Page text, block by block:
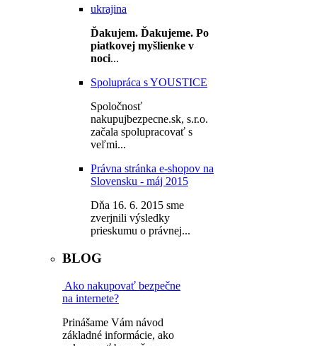
ukrajina
Ďakujem. Ďakujeme. Po
piatkovej myšlienke v
noci...
Spolupráca s YOUSTICE
Spoločnosť
nakupujbezpecne.sk, s.r.o.
začala spolupracovať s
veľmi...
Právna stránka e-shopov na
Slovensku - máj 2015
Dňa 16. 6. 2015 sme
zverjnili výsledky
prieskumu o právnej...
BLOG
Ako nakupovať bezpečne
na internete?
Prinášame Vám návod
základné informácie, ako